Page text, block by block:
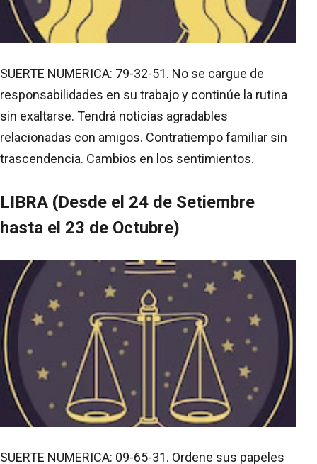
SUERTE NUMERICA: 79-32-51. No se cargue de
responsabilidades en su trabajo y continúe la rutina
sin exaltarse. Tendrá noticias agradables
relacionadas con amigos. Contratiempo familiar sin
trascendencia. Cambios en los sentimientos.
LIBRA (Desde el 24 de Setiembre
hasta el 23 de Octubre)
SUERTE NUMERICA: 09-65-31. Ordene sus papeles